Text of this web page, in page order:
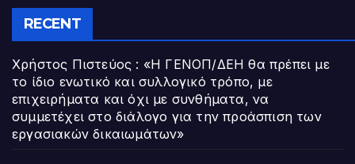
RECENT
Χρήστος Πιστεύος : «Η ΓΕΝΟΠ/ΔΕΗ θα πρέπει με
το ίδιο ενωτικό και συλλογικό τρόπο, με
επιχειρήματα και όχι με συνθήματα, να
συμμετέχει στο διάλογο για την προάσπιση των
εργασιακών δικαιωμάτων»